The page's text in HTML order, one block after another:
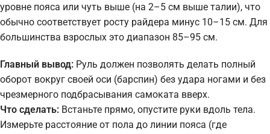
уровне пояса или чуть выше (на 2–5 см выше талии), что
обычно соответствует росту райдера минус 10–15 см. Для
большинства взрослых это диапазон 85–95 см.
Главный вывод: Руль должен позволять делать полный
оборот вокруг своей оси (барспин) без удара ногами и без
чрезмерного подбрасывания самоката вверх.
Что сделать: Встаньте прямо, опустите руки вдоль тела.
Измерьте расстояние от пола до линии пояса (где